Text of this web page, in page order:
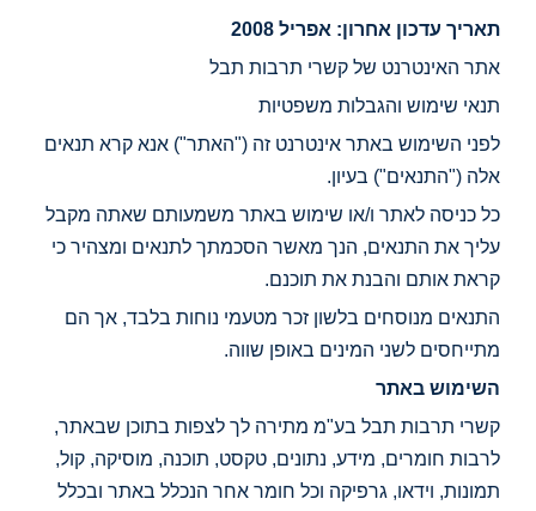
תאריך עדכון אחרון: אפריל 2008
אתר האינטרנט של קשרי תרבות תבל
תנאי שימוש והגבלות משפטיות
לפני השימוש באתר אינטרנט זה ("האתר") אנא קרא תנאים
אלה ("התנאים") בעיון.
כל כניסה לאתר ו/או שימוש באתר משמעותם שאתה מקבל
עליך את התנאים, הנך מאשר הסכמתך לתנאים ומצהיר כי
קראת אותם והבנת את תוכנם.
התנאים מנוסחים בלשון זכר מטעמי נוחות בלבד, אך הם
מתייחסים לשני המינים באופן שווה.
השימוש באתר
קשרי תרבות תבל בע"מ מתירה לך לצפות בתוכן שבאתר,
לרבות חומרים, מידע, נתונים, טקסט, תוכנה, מוסיקה, קול,
תמונות, וידאו, גרפיקה וכל חומר אחר הנכלל באתר ובכלל